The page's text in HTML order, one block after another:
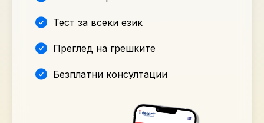
Тест за всеки език
Преглед на грешките
Безплатни консултации